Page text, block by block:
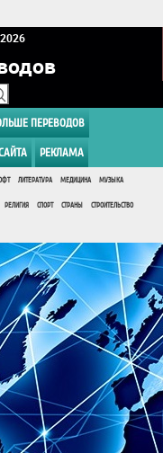
ПЕРЕВОДОВ
РЕКЛАМА
ЛИТЕРАТУРА МЕДИЦИНА МУЗЫКА
РЕЛИГИЯ СПОРТ СТРАНЫ СТРОИТЕЛЬСТВО